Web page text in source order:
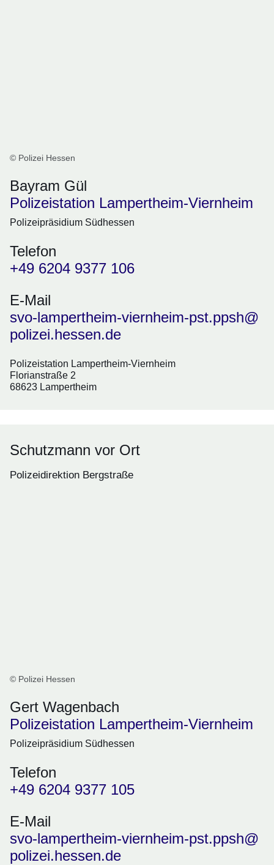
© Polizei Hessen
Bayram Gül
Polizeistation Lampertheim-Viernheim
Polizeipräsidium Südhessen
Telefon
+49 6204 9377 106
E-Mail
svo-lampertheim-viernheim-pst.ppsh@
polizei.hessen.de
Polizeistation Lampertheim-Viernheim
Florianstraße 2
68623 Lampertheim
Schutzmann vor Ort
Polizeidirektion Bergstraße
© Polizei Hessen
Gert Wagenbach
Polizeistation Lampertheim-Viernheim
Polizeipräsidium Südhessen
Telefon
+49 6204 9377 105
E-Mail
svo-lampertheim-viernheim-pst.ppsh@
polizei.hessen.de